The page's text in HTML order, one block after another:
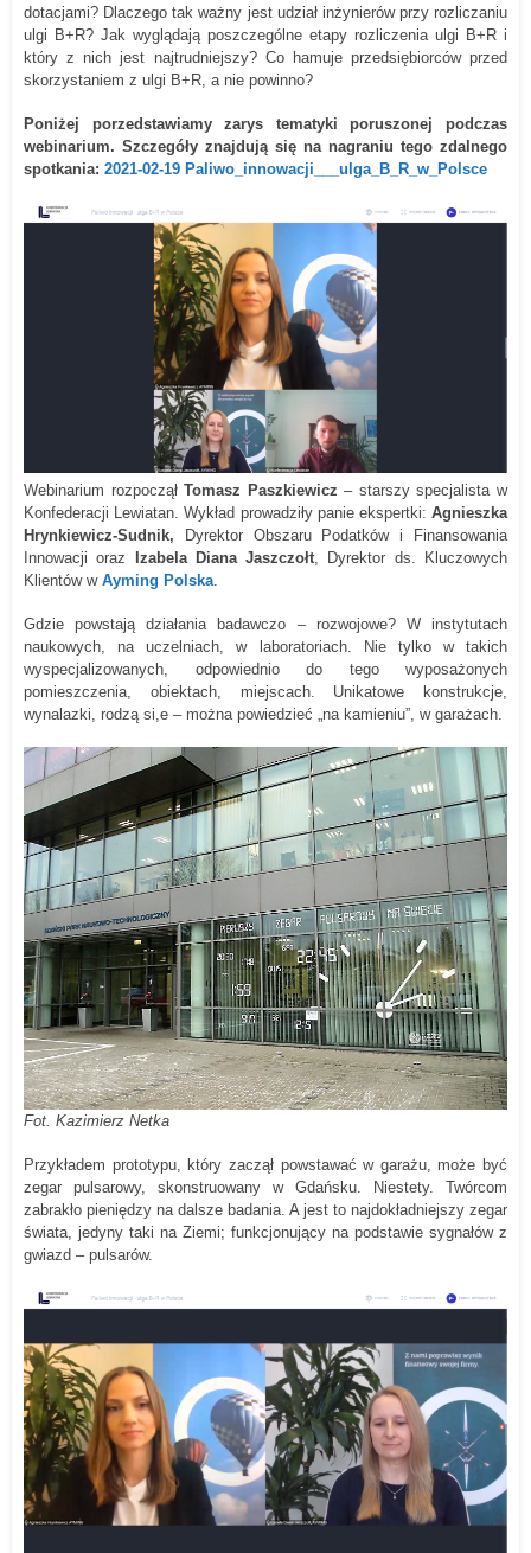
dotacjami? Dlaczego tak ważny jest udział inżynierów przy rozliczaniu
ulgi B+R? Jak wyglądają poszczególne etapy rozliczenia ulgi B+R i
który z nich jest najtrudniejszy? Co hamuje przedsiębiorców przed
skorzystaniem z ulgi B+R, a nie powinno?
Poniżej porzedstawiamy zarys tematyki poruszonej podczas
webinarium. Szczegóły znajdują się na nagraniu tego zdalnego
spotkania: 2021-02-19 Paliwo_innowacji___ulga_B_R_w_Polsce
Webinarium rozpocząłTomasz Paszkiewicz – starszy specjalistaw
Konfederacji Lewiatan. Wykład prowadziły panie ekspertki:Agnieszka
Hrynkiewicz-Sudnik,
Dyrektor Obszaru Podatków i Finansowania
Innowacji oraz
Izabela Diana Jaszczołt, Dyrektor ds. Kluczowych
Klientów w Ayming Polska.
Gdzie powstają działania badawczo – rozwojowe? W instytutach
naukowych, na uczelniach, w laboratoriach. Nie tylko w takich
wyspecjalizowanych, odpowiednio do tego wyposażonych
pomieszczenia, obiektach, miejscach. Unikatowe konstrukcje,
wynalazki, rodzą si,e – można powiedzieć „na kamieniu”, w garażach.
Fot. Kazimierz Netka
Przykładem prototypu, który zaczął powstawać w garażu, może być
zegar pulsarowy, skonstruowany w Gdańsku. Niestety. Twórcom
zabrakło pieniędzy na dalsze badania. A jest to najdokładniejszy zegar
świata, jedyny taki na Ziemi; funkcjonujący na podstawie sygnałów z
gwiazd – pulsarów.